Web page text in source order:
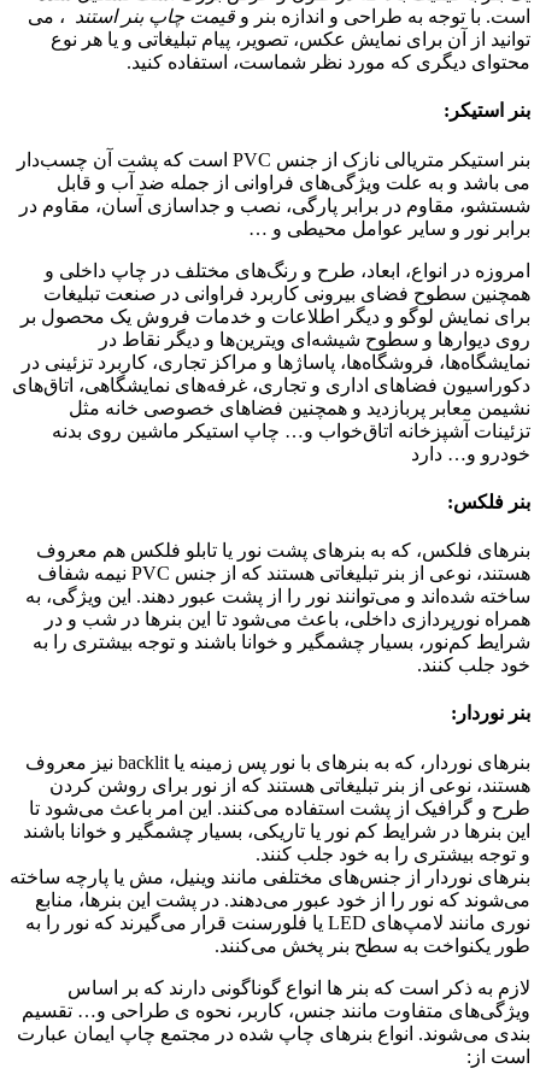
است. با توجه به طراحی و اندازه بنر و قیمت چاپ بنر استند ، می
توانید از آن برای نمایش عکس، تصویر، پیام تبلیغاتی و یا هر نوع
محتوای دیگری که مورد نظر شماست، استفاده کنید.
بنر استیکر:
بنر استیکر متریالی نازک از جنس PVC است که پشت آن چسب‌دار
می باشد و به علت ویژگی‌های فراوانی از جمله ضد آب و قابل
شستشو، مقاوم در برابر پارگی، نصب و جداسازی آسان، مقاوم در
برابر نور و سایر عوامل محیطی و …
امروزه در انواع، ابعاد، طرح و رنگ‌های مختلف در چاپ داخلی و
همچنین سطوح فضای بیرونی کاربرد فراوانی در صنعت تبلیغات
برای نمایش لوگو و دیگر اطلاعات و خدمات فروش یک محصول بر
روی دیوارها و سطوح شیشه‌ای ویترین‌ها و دیگر نقاط در
نمایشگاه‌ها، فروشگاه‌ها، پاساژها و مراکز تجاری، کاربرد تزئینی در
دکوراسیون فضاهای اداری و تجاری، غرفه‌های نمایشگاهی، اتاق‌های
نشیمن معابر پربازدید و همچنین فضاهای خصوصی خانه مثل
تزئینات آشپزخانه اتاق‌خواب و… چاپ استیکر ماشین روی بدنه
خودرو و… دارد
بنر فلکس:
بنرهای فلکس، که به بنرهای پشت نور یا تابلو فلکس هم معروف
هستند، نوعی از بنر تبلیغاتی هستند که از جنس PVC نیمه شفاف
ساخته شده‌اند و می‌توانند نور را از پشت عبور دهند. این ویژگی، به
همراه نورپردازی داخلی، باعث می‌شود تا این بنرها در شب و در
شرایط کم‌نور، بسیار چشمگیر و خوانا باشند و توجه بیشتری را به
خود جلب کنند.
بنر نوردار:
بنرهای نوردار، که به بنرهای با نور پس زمینه یا backlit نیز معروف
هستند، نوعی از بنر تبلیغاتی هستند که از نور برای روشن کردن
طرح و گرافیک از پشت استفاده می‌کنند. این امر باعث می‌شود تا
این بنرها در شرایط کم نور یا تاریکی، بسیار چشمگیر و خوانا باشند
و توجه بیشتری را به خود جلب کنند.
بنرهای نوردار از جنس‌های مختلفی مانند وینیل، مش یا پارچه ساخته
می‌شوند که نور را از خود عبور می‌دهند. در پشت این بنرها، منابع
نوری مانند لامپ‌های LED یا فلورسنت قرار می‌گیرند که نور را به
طور یکنواخت به سطح بنر پخش می‌کنند.
لازم به ذکر است که بنر ها انواع گوناگونی دارند که بر اساس
ویژگی‌های متفاوت مانند جنس، کاربر، نحوه ی طراحی و… تقسیم
بندی می‌شوند. انواع بنرهای چاپ شده در مجتمع چاپ ایمان عبارت
است از: